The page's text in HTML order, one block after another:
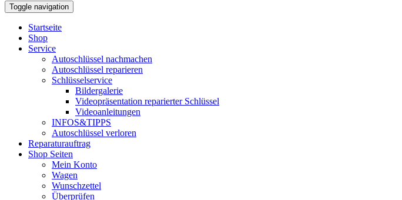
Toggle navigation
Startseite
Shop
Service
Autoschlüssel nachmachen
Autoschlüssel reparieren
Schlüsselservice
Bildergalerie
Videopräsentation reparierter Schlüssel
Videoanleitungen
INFOS&TIPPS
Autoschlüssel verloren
Reparaturauftrag
Shop Seiten
Mein Konto
Wagen
Wunschzettel
Überprüfen